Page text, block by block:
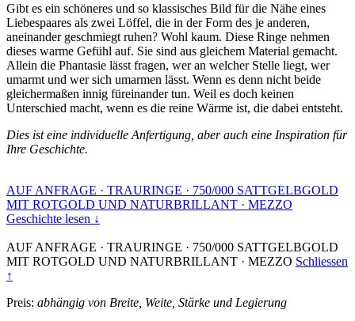
Gibt es ein schöneres und so klassisches Bild für die Nähe eines
Liebespaares als zwei Löffel, die in der Form des je anderen,
aneinander geschmiegt ruhen? Wohl kaum. Diese Ringe nehmen
dieses warme Gefühl auf. Sie sind aus gleichem Material gemacht.
Allein die Phantasie lässt fragen, wer an welcher Stelle liegt, wer
umarmt und wer sich umarmen lässt. Wenn es denn nicht beide
gleichermaßen innig füreinander tun. Weil es doch keinen
Unterschied macht, wenn es die reine Wärme ist, die dabei entsteht.
Dies ist eine individuelle Anfertigung, aber auch eine Inspiration für
Ihre Geschichte.
AUF ANFRAGE · TRAURINGE · 750/000 SATTGELBGOLD
MIT ROTGOLD UND NATURBRILLANT · MEZZO
Geschichte lesen ↓
AUF ANFRAGE · TRAURINGE · 750/000 SATTGELBGOLD
MIT ROTGOLD UND NATURBRILLANT · MEZZO Schliessen
↑
Preis: abhängig von Breite, Weite, Stärke und Legierung